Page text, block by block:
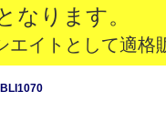
なります。
エイトとして適格